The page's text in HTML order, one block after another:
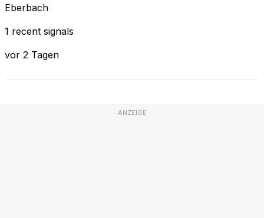
Eberbach
1 recent signals
vor 2 Tagen
ANZEIGE